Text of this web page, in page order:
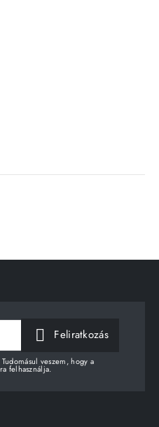
Feliratkozás
veszem, hogy a
felhasználja.